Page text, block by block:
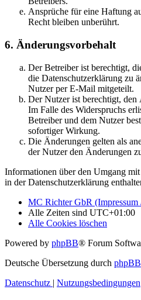
Ansprüche für eine Haftung
Recht bleiben unberührt.
6. Änderungsvorbehalt
Der Betreiber ist berechtigt,
die Datenschutzerklärung zu
Nutzer per E-Mail mitgeteilt.
Der Nutzer ist berechtigt, den
Im Falle des Widerspruchs
Betreiber und dem Nutzer
sofortiger Wirkung.
Die Änderungen gelten als
der Nutzer den Änderungen
Informationen über den Umgang
in der Datenschutzerklärung
MC Richter GbR (Impressum
Alle Zeiten sind UTC+01:00
Alle Cookies löschen
Powered by phpBB® Forum
Deutsche Übersetzung durch
Datenschutz | Nutzungsbedingungen